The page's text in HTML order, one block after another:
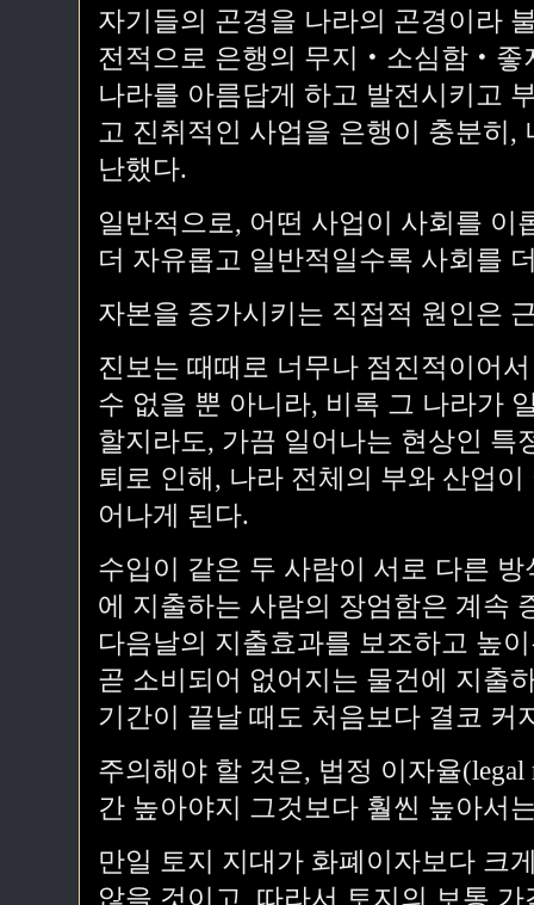
자기들의 곤경을 나라의 곤경이라
전적으로 은행의 무지‧소심함‧좋
나라를 아름답게 하고 발전시키고
고 진취적인 사업을 은행이 충분히,
난했다.
일반적으로, 어떤 사업이 사회를 이
더 자유롭고 일반적일수록 사회를
자본을 증가시키는 직접적 원인은
진보는 때때로 너무나 점진적이어
수 없을 뿐 아니라, 비록 그 나라가
할지라도, 가끔 일어나는 현상인 특
퇴로 인해, 나라 전체의 부와 산업
어나게 된다.
수입이 같은 두 사람이 서로 다른
에 지출하는 사람의 장엄함은 계속
다음날의 지출효과를 보조하고 높
곧 소비되어 없어지는 물건에 지출
기간이 끝날 때도 처음보다 결코 커
주의해야 할 것은, 법정 이자율
간 높아야지 그것보다 훨씬 높아서
만일 토지 지대가 화폐이자보다 크
않을 것이고, 따라서 토지의 보통